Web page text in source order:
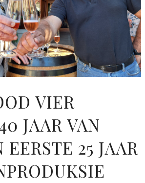
VIER
JAAR VAN
EERSTE 25 JAAR